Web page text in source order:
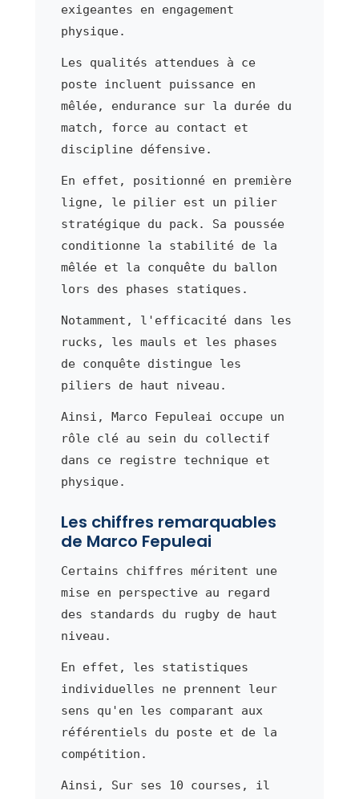
exigeantes en engagement
physique.
Les qualités attendues à ce
poste incluent puissance en
mêlée, endurance sur la durée du
match, force au contact et
discipline défensive.
En effet, positionné en première
ligne, le pilier est un pilier
stratégique du pack. Sa poussée
conditionne la stabilité de la
mêlée et la conquête du ballon
lors des phases statiques.
Notamment, l'efficacité dans les
rucks, les mauls et les phases
de conquête distingue les
piliers de haut niveau.
Ainsi, Marco Fepuleai occupe un
rôle clé au sein du collectif
dans ce registre technique et
physique.
Les chiffres remarquables
de Marco Fepuleai
Certains chiffres méritent une
mise en perspective au regard
des standards du rugby de haut
niveau.
En effet, les statistiques
individuelles ne prennent leur
sens qu'en les comparant aux
référentiels du poste et de la
compétition.
Ainsi, Sur ses 10 courses, il